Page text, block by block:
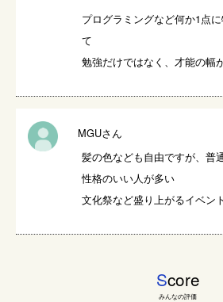
プログラミングなど何か1点
て
勉強だけではなく、才能の幅
MGUさん
髪の色なども自由ですが、普
性格のいい人が多い
文化祭など盛り上がるイベン
Score
みんなの評価